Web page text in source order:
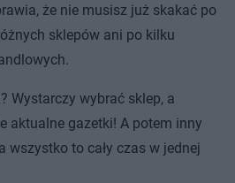
że nie musisz już skakać po
sklepów ani po kilku
Wystarczy wybrać sklep, a
aktualne gazetki! A potem inny
wszystko to cały czas w jednej